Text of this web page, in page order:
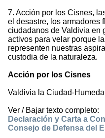
7. Acción por los Cisnes,
el desastre, los armadores
ciudadanos de Valdivia en
activos para velar porque
representen nuestras
custodia de la naturaleza.
Acción por los Cisnes
Valdivia la Ciudad-
Ver / Bajar texto completo:
Declaración y Carta a
Consejo de Defensa del